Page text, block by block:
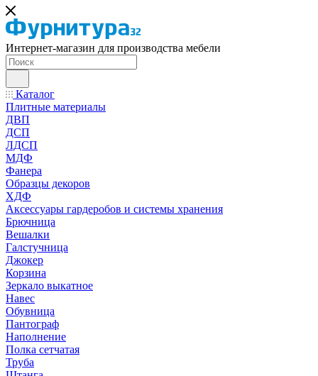
Интернет-магазин для производства мебели
Каталог
Плитные материалы
ДВП
ДСП
ЛДСП
МДФ
Фанера
Образцы декоров
ХДФ
Аксессуары гардеробов и системы хранения
Брючница
Вешалки
Галстучница
Джокер
Корзина
Зеркало выкатное
Навес
Обувница
Пантограф
Наполнение
Полка сетчатая
Труба